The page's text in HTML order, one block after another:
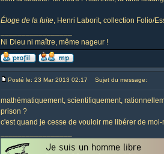
Éloge de la fuite, Henri Laborit, collection Folio/
Ni Dieu ni maître, même nageur !
Posté le: 23 Mar 2013 02:17 Sujet du message:
mathématiquement, scientifiquement,
prison ?
c'est quand je cesse de vouloir me libérer de